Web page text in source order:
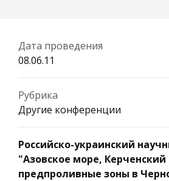
Дата проведения
08.06.11
Рубрика
Другие конференции
Российско-украинский
"Азовское море,
предпроливные зоны в